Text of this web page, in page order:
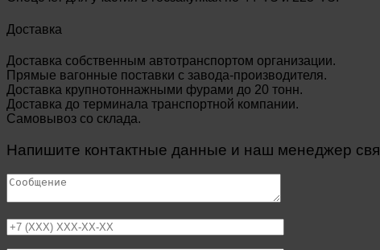
Доставка
Доставка собственным автотранспортом организации.
Прямые вагонные поставки с завода-производителя.
Доставка крупнотоннажными фурами до 20 тонн.
Доставка до терминала транспортной компании.
Самовывоз со склада.
Напишите контактные данные и наш менеджер